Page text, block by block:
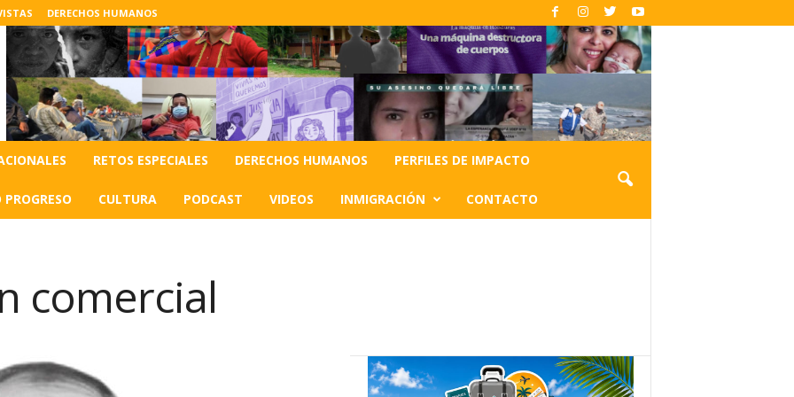
DERECHOS HUMANOS
RETOS ESPECIALES DERECHOS HUMANOS PERFILES DE IMPACTO
PROGRESO CULTURA PODCAST VIDEOS INMIGRACIÓN CONTACTO
comercial